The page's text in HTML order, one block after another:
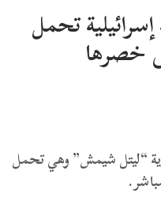
تحمل
خصرها
لمذيعة القناة 14 العبرية “ليتل شيمش” وهي تحمل